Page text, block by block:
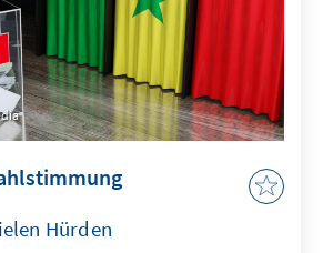
im ersten
sogar eine Machtübergabe
Amtszeit des am
Präsidenten Macky
Hürden